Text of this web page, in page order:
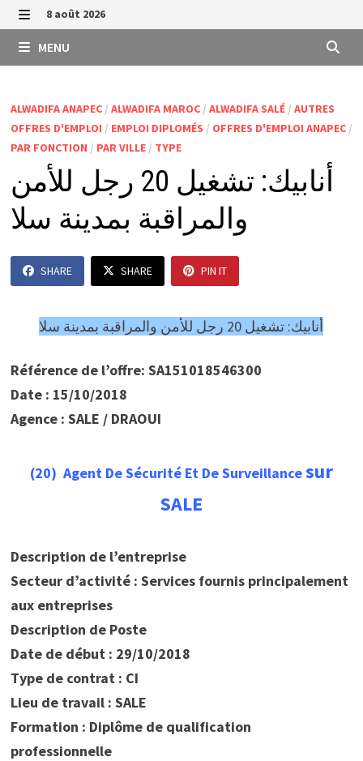
Passer
au
contenu
MENU
8 août 2026
MENU
ALWADIFA ANAPEC/ ALWADIFA MAROC/ ALWADIFA SALÉ/ AUTRES
OFFRES D'EMPLOI / EMPLOI DIPLOMÉS / OFFRES D'EMPLOI ANAPEC/
PAR FONCTION / PAR VILLE/ TYPE
أنابيك: تشغيل 20 رجل للأمن
والمراقبة بمدينة سلا
SHARE SHARE PIN IT
أنابيك: تشغيل 20 رجل للأمن والمراقبة بمدينة سلا
Référence de l’offre: SA151018546300
Date : 15/10/2018
Agence : SALE / DRAOUI
(20) Agent De Sécurité Et De Surveillancesur
SALE
Description de l’entreprise
Secteur d’activité : Services fournis principalement
aux entreprises
Description de Poste
Date de début : 29/10/2018
Type de contrat : CI
Lieu de travail : SALE
Formation : Diplôme de qualification
professionnelle